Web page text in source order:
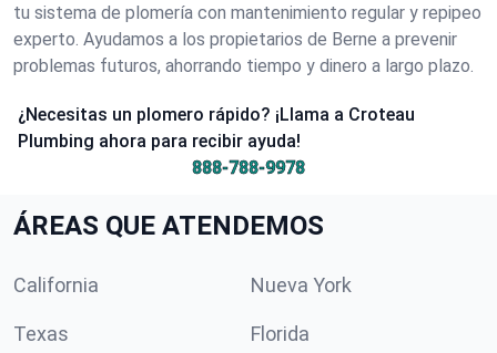
tu sistema de plomería con mantenimiento regular y repipeo
experto. Ayudamos a los propietarios de Berne a prevenir
problemas futuros, ahorrando tiempo y dinero a largo plazo.
¿Necesitas un plomero rápido? ¡Llama a Croteau
Plumbing ahora para recibir ayuda!
888-788-9978
ÁREAS QUE ATENDEMOS
California Nueva York
Texas Florida